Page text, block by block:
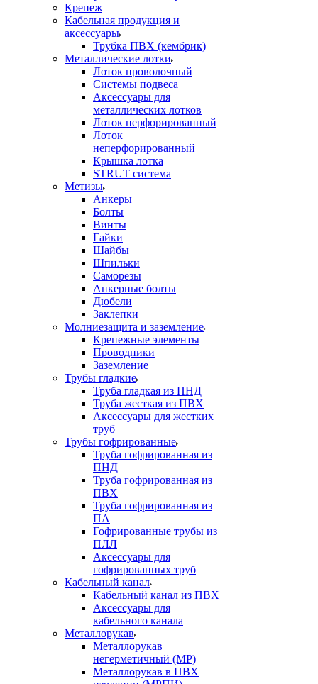
Крепеж
Кабельная продукция и
аксессуары
Трубка ПВХ (кембрик)
Металлические лотки
Лоток проволочный
Системы подвеса
Аксессуары для
металлических лотков
Лоток перфорированный
Лоток
неперфорированный
Крышка лотка
STRUT система
Метизы
Анкеры
Болты
Винты
Гайки
Шайбы
Шпильки
Саморезы
Анкерные болты
Дюбели
Заклепки
Молниезащита и заземление
Крепежные элементы
Проводники
Заземление
Трубы гладкие
Труба гладкая из ПНД
Труба жесткая из ПВХ
Аксессуары для жестких
труб
Трубы гофрированные
Труба гофрированная из
ПНД
Труба гофрированная из
ПВХ
Труба гофрированная из
ПА
Гофрированные трубы из
ПЛЛ
Аксессуары для
гофрированных труб
Кабельный канал
Кабельный канал из ПВХ
Аксессуары для
кабельного канала
Металлорукав
Металлорукав
негерметичный (МР)
Металлорукав в ПВХ